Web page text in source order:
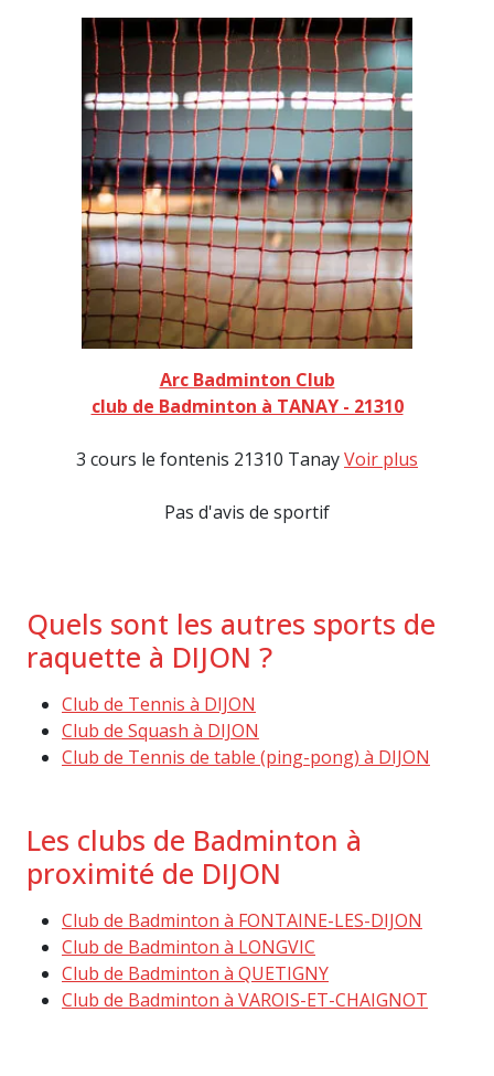
Arc Badminton Club
club de Badminton à TANAY - 21310
3 cours le fontenis 21310 TanayVoir plus
Pas d'avis de sportif
Quels sont les autres sports de
raquette à DIJON ?
Club de Tennis à DIJON
Club de Squash à DIJON
Club de Tennis de table (ping-pong) à DIJON
Les clubs de Badminton à
proximité de DIJON
Club de Badminton à FONTAINE-LES-DIJON
Club de Badminton à LONGVIC
Club de Badminton à QUETIGNY
Club de Badminton à VAROIS-ET-CHAIGNOT